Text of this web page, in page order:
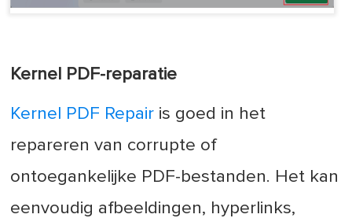
Kernel PDF-reparatie
Kernel PDF Repair is goed in het
repareren van corrupte of
ontoegankelijke PDF-bestanden. Het kan
eenvoudig afbeeldingen, hyperlinks,